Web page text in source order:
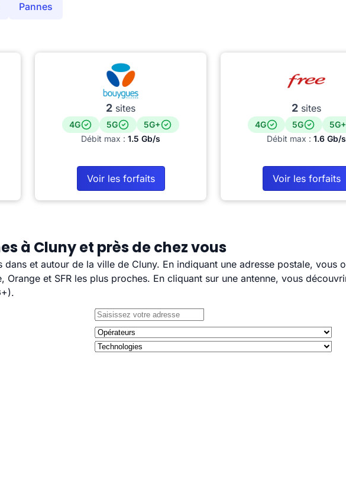
Pannes
2 sites
4G 5G
5G+
Débit max : 1.5 Gb/s
Voir les forfaits
2 sites
4G 5G
5G+
Débit max : 1.6 Gb/s
Voir les forfaits
à Cluny et près de chez vous
dans et autour de la ville de Cluny. En indiquant une adresse postale,
Orange et SFR les plus proches. En cliquant sur une antenne, vous